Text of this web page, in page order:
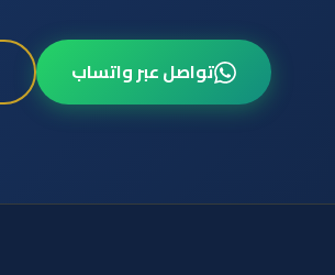
تواصل عبر واتساب